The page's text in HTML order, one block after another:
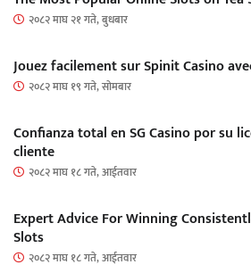
२०८२ माघ २१ गते, बुधबार
Jouez facilement sur Spinit Casino
२०८२ माघ १९ गते, सोमबार
Confianza total en SG Casino por su
cliente
२०८२ माघ १८ गते, आईतवार
Expert Advice For Winning
Slots
२०८२ माघ १८ गते, आईतवार